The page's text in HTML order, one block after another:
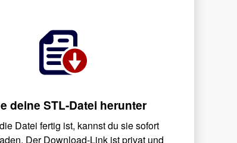
deine STL-Datei herunter
Datei fertig ist, kannst du sie sofort
Der Download-Link ist privat und